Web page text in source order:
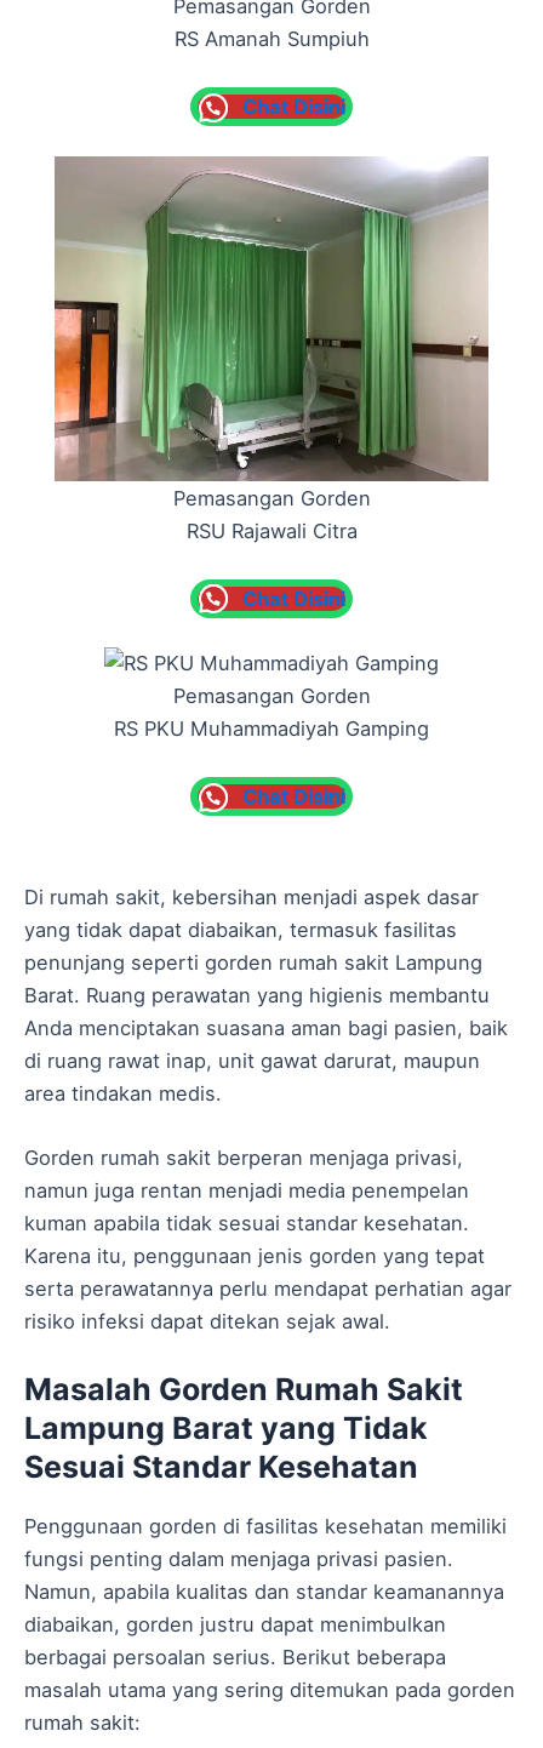
Pemasangan Gorden
RS Amanah Sumpiuh
Chat Disini
Pemasangan Gorden
RSU Rajawali Citra
Chat Disini
Pemasangan Gorden
RS PKU Muhammadiyah Gamping
Chat Disini
Di rumah sakit, kebersihan menjadi aspek dasar
yang tidak dapat diabaikan, termasuk fasilitas
penunjang seperti gorden rumah sakit Lampung
Barat. Ruang perawatan yang higienis membantu
Anda menciptakan suasana aman bagi pasien, baik
di ruang rawat inap, unit gawat darurat, maupun
area tindakan medis.
Gorden rumah sakit berperan menjaga privasi,
namun juga rentan menjadi media penempelan
kuman apabila tidak sesuai standar kesehatan.
Karena itu, penggunaan jenis gorden yang tepat
serta perawatannya perlu mendapat perhatian agar
risiko infeksi dapat ditekan sejak awal.
Masalah Gorden Rumah Sakit
Lampung Barat yang Tidak
Sesuai Standar Kesehatan
Penggunaan gorden di fasilitas kesehatan memiliki
fungsi penting dalam menjaga privasi pasien.
Namun, apabila kualitas dan standar keamanannya
diabaikan, gorden justru dapat menimbulkan
berbagai persoalan serius. Berikut beberapa
masalah utama yang sering ditemukan pada gorden
rumah sakit: